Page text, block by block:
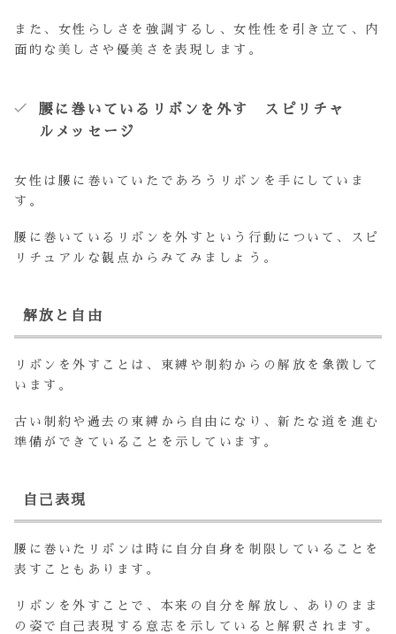
また、女性らしさを強調するし、女性性を引き立て、内
面的な美しさや優美さを表現します。
腰に巻いているリボンを外す スピリチャ
ルメッセージ
女性は腰に巻いていたであろうリボンを手にしていま
す。
腰に巻いているリボンを外すという行動について、スピ
リチュアルな観点からみてみましょう。
解放と自由
リボンを外すことは、束縛や制約からの解放を象徴して
います。
古い制約や過去の束縛から自由になり、新たな道を進む
準備ができていることを示しています。
自己表現
腰に巻いたリボンは時に自分自身を制限していることを
表すこともあります。
リボンを外すことで、本来の自分を解放し、ありのまま
の姿で自己表現する意志を示していると解釈されます。